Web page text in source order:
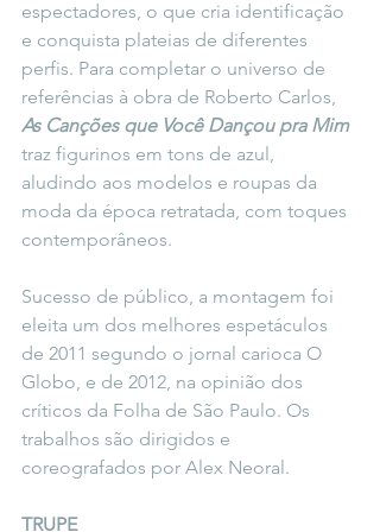
espectadores, o que cria identificação
e conquista plateias de diferentes
perfis. Para completar o universo de
referências à obra de Roberto Carlos,
As Canções que Você Dançou pra Mim
traz figurinos em tons de azul,
aludindo aos modelos e roupas da
moda da época retratada, com toques
contemporâneos.
Sucesso de público, a montagem foi
eleita um dos melhores espetáculos
de 2011 segundo o jornal carioca O
Globo, e de 2012, na opinião dos
críticos da Folha de São Paulo. Os
trabalhos são dirigidos e
coreografados por Alex Neoral.
TRUPE